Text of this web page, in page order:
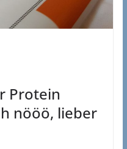
Protein
nööö, lieber